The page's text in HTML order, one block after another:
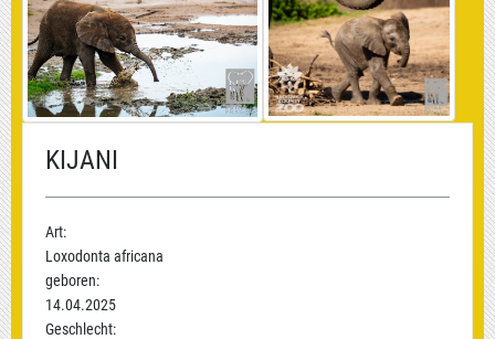
KIJANI
Art:
Loxodonta africana
geboren:
14.04.2025
Geschlecht: